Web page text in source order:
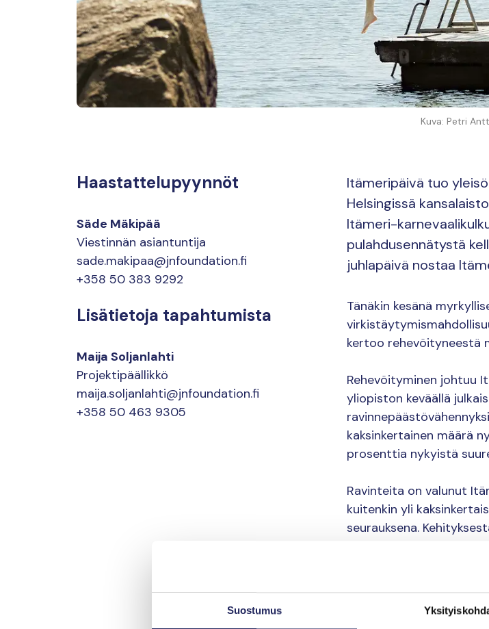
Suostumus
Kuva: Petri
Haastattelupyynnöt
Säde Mäkipää
Viestinnän asiantuntija
sade.makipaa@jnfoundation.fi
+358 50 383 9292
Lisätietoja tapahtumista
Maija Soljanlahti
Projektipäällikkö
maija.soljanlahti@jnfoundation.fi
+358 50 463 9305
Itämeripäivä tuo
Helsingissä
Itämeri-
pulahdusennätystä
juhlapäivä nostaa
Tänäkin kesänä
kertoo rehevöityneestä
Rehevöityminen johtuu
yliopiston keväällä
kaksinkertainen määrä
prosenttia nykyistä
Ravinteita on valunut
kuitenkin yli
seurauksena.
ravinnepäästöt. 1980-
Vielä ei kuitenkaan ole
Suomen rannikon